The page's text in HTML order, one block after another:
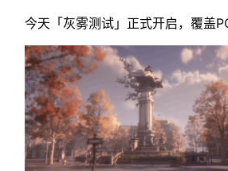
今天「灰雾测试」正式开启，覆盖